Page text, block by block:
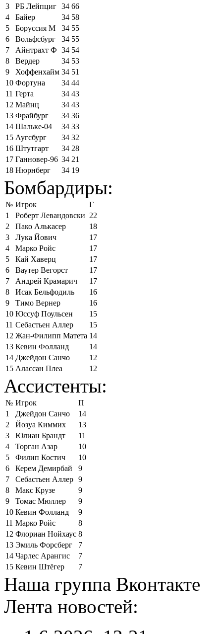
3
РБ Лейпциг 34 66
4
Байер 34 58
5
Боруссия М 34 55
6
Вольфсбург 34 55
7
Айнтрахт Ф 34 54
8
Вердер 34 53
9
Хоффенхайм 34 51
10 Фортуна 34 44
11 Герта 34 43
12 Майнц 34 43
13 Фрайбург 34 36
14 Шальке-04 34 33
15 Аугсбург 34 32
16 Штутгарт 34 28
17 Ганновер-96 34 21
18 Нюрнберг 34 19
Бомбардиры:
№ Игрок
Г
1
Роберт Левандовски 22
2
Пако Алькасер
18
3
Лука Йович
17
4
Марко Ройс
17
5
Кай Хаверц
17
6
Ваутер Вегорст
17
7
Андрей Крамарич
17
8
Исак Бельфодиль
16
9
Тимо Вернер
16
10 Юссуф Поульсен
15
11 Себастьен Аллер
15
12 Жан-Филипп Матета 14
13 Кевин Фолланд
14
14 Джейдон Санчо
12
15 Алассан Плеа 12
Ассистенты:
№ Игрок
П
1
Джейдон Санчо
14
2
Йозуа Киммих
13
3
Юлиан Брандт
11
4
Торган Азар
10
5
Филип Костич
10
6
Керем Демирбай
9
7
Себастьен Аллер 9
8
Макс Крузе
9
9
Томас Мюллер
9
10 Кевин Фолланд
9
11 Марко Ройс
8
12 Флориан Нойхаус 8
13 Эмиль Форсберг
7
14 Чарлес Арангис
7
15 Кевин Штёгер 7
Наша группа Вконтакте
Лента новостей: